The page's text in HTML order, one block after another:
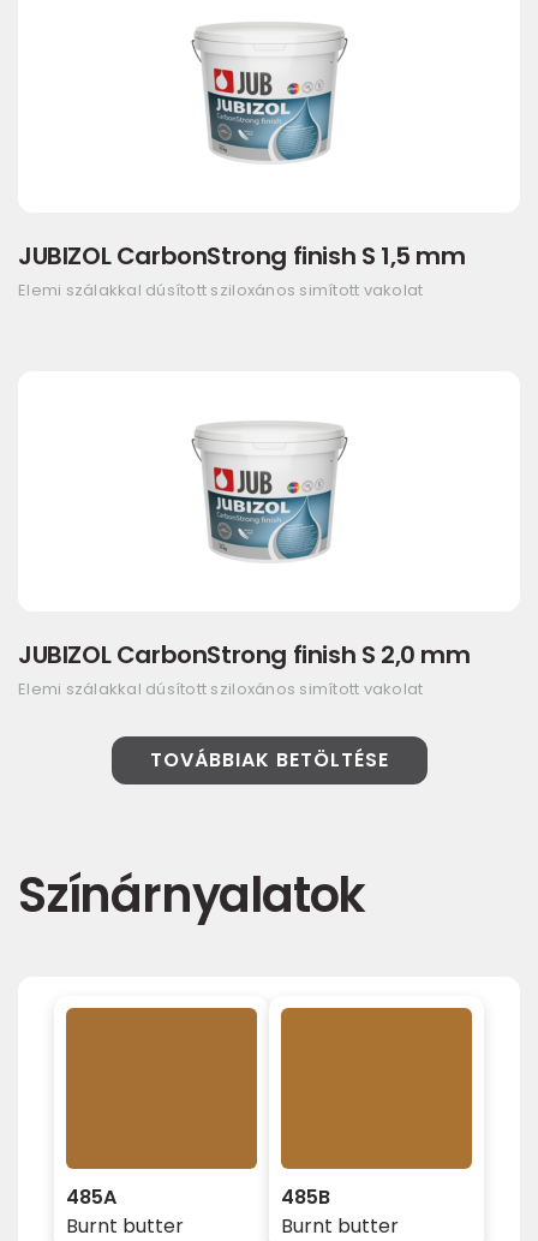
JUBIZOL CarbonStrong finish S 1,5 mm
Elemi szálakkal dúsított sziloxános simított vakolat
JUBIZOL CarbonStrong finish S 2,0 mm
Elemi szálakkal dúsított sziloxános simított vakolat
TOVÁBBIAK BETÖLTÉSE
Színárnyalatok
485A
Burnt butter
485B
Burnt butter